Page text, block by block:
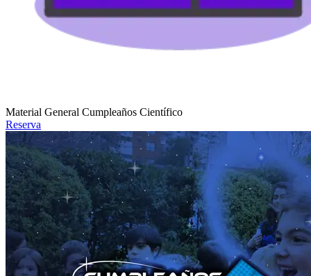
Material General Cumpleaños Científico
Reserva